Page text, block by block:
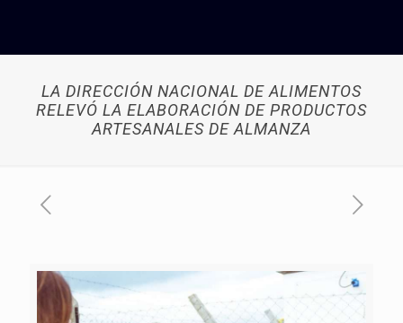
LA DIRECCIÓN NACIONAL DE ALIMENTOS
RELEVÓ LA ELABORACIÓN DE PRODUCTOS
ARTESANALES DE ALMANZA